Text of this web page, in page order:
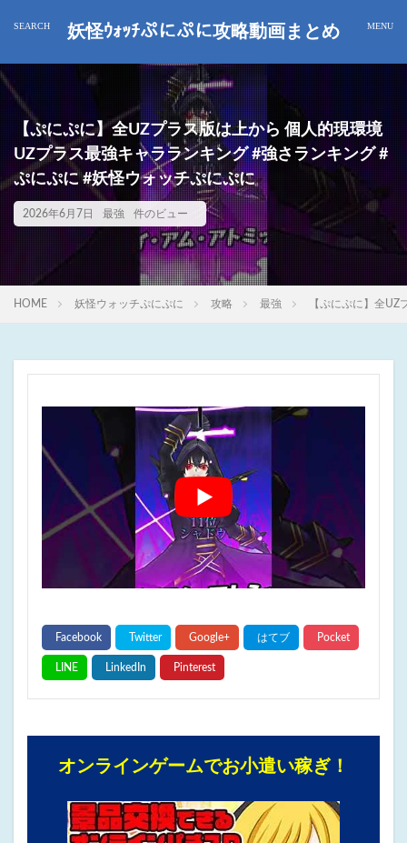
妖怪ｳｫｯﾁぷにぷに攻略動画まとめ
【ぷにぷに】全UZプラス版は上から 個人的現環境
UZプラス最強キャラランキング #強さランキング #
ぷにぷに #妖怪ウォッチぷにぷに
2026年6月7日 最強 件のビュー
HOME 妖怪ウォッチぷにぷに 攻略 最強 【ぷにぷに】全
オンラインゲームでお小遣い稼ぎ！